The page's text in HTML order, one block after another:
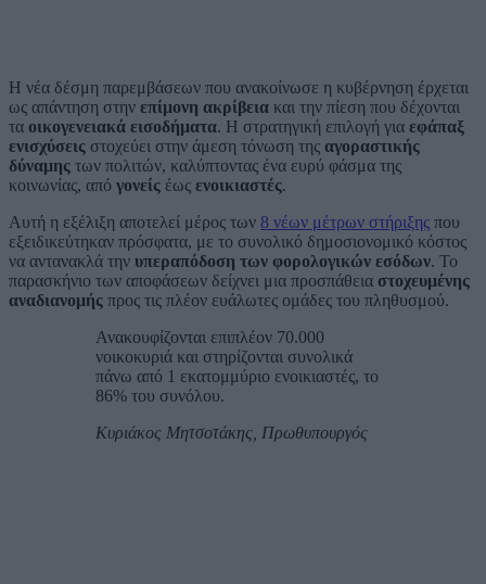
Η νέα δέσμη παρεμβάσεων που ανακοίνωσε η κυβέρνηση έρχεται
ως απάντηση στην επίμονη ακρίβεια και την πίεση που δέχονται
τα οικογενειακά εισοδήματα. Η στρατηγική επιλογή για εφάπαξ
ενισχύσεις στοχεύει στην άμεση τόνωση της αγοραστικής
δύναμης των πολιτών, καλύπτοντας ένα ευρύ φάσμα της
κοινωνίας, από γονείς έως ενοικιαστές.
Αυτή η εξέλιξη αποτελεί μέρος των 8 νέων μέτρων στήριξης που
εξειδικεύτηκαν πρόσφατα, με το συνολικό δημοσιονομικό κόστος
να αντανακλά την υπεραπόδοση των φορολογικών εσόδων. Το
παρασκήνιο των αποφάσεων δείχνει μια προσπάθεια στοχευμένης
αναδιανομής προς τις πλέον ευάλωτες ομάδες του πληθυσμού.
Ανακουφίζονται επιπλέον 70.000
νοικοκυριά και στηρίζονται συνολικά
πάνω από 1 εκατομμύριο ενοικιαστές, το
86% του συνόλου.
Κυριάκος Μητσοτάκης, Πρωθυπουργός